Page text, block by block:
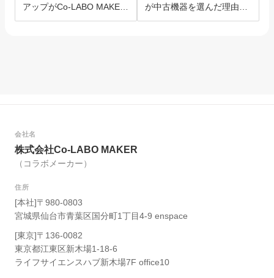
アップがCo-LABO MAKER
を選んだ理由。
が中古機器を選んだ理由と
は？
会社名
株式会社Co-LABO MAKER
（コラボメーカー）
住所
[本社]〒980-0803
宮城県仙台市青葉区国分町1丁目4-9 enspace
[東京]〒136-0082
東京都江東区新木場1-18-6
ライフサイエンスハブ新木場7F office10